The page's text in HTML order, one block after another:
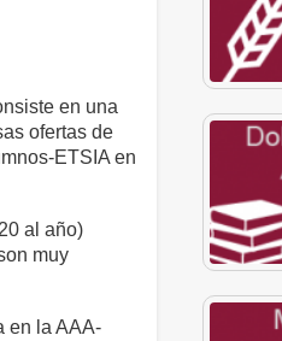
en una
ofertas de
ETSIA en
al año)
muy
en la AAA-